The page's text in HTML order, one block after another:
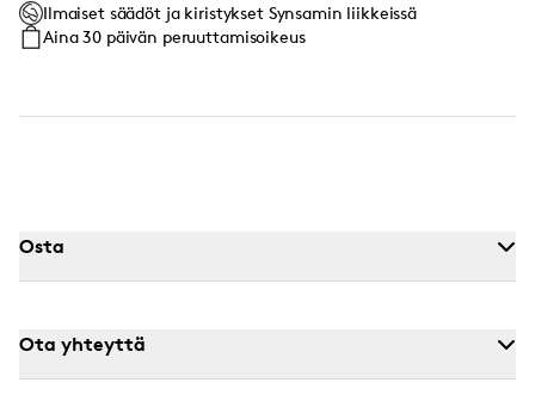
Ilmaiset säädöt ja kiristykset Synsamin liikkeissä
Aina 30 päivän peruuttamisoikeus
Osta
Ota yhteyttä